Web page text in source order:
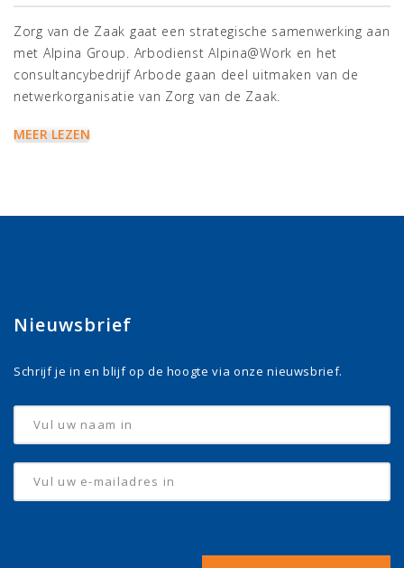
Zorg van de Zaak gaat een strategische samenwerking aan
met Alpina Group. Arbodienst Alpina@Work en het
consultancybedrijf Arbode gaan deel uitmaken van de
netwerkorganisatie van Zorg van de Zaak.
MEER LEZEN
Nieuwsbrief
Schrijf je in en blijf op de hoogte via onze nieuwsbrief.